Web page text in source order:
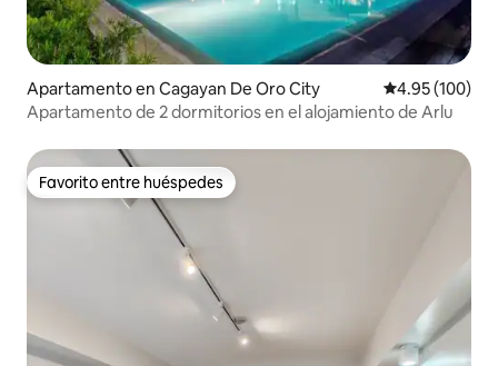
Apartamento en Cagayan De Oro City Calificación
4.95 (100)
Apartamento de 2 dormitorios en el alojamiento de Arlu
Favorito entre huéspedes
Favorito entre huéspedes